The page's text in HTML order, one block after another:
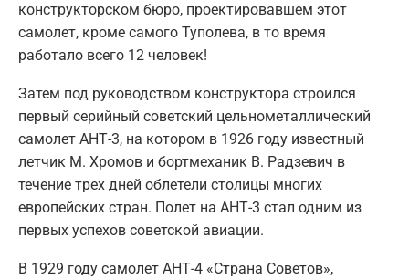
конструкторском бюро, проектировавшем этот
самолет, кроме самого Туполева, в то время
работало всего 12 человек!
Затем под руководством конструктора строился
первый серийный советский цельнометаллический
самолет АНТ-3, на котором в 1926 году известный
летчик М. Хромов и бортмеханик В. Радзевич в
течение трех дней облетели столицы многих
европейских стран. Полет на АНТ-3 стал одним из
первых успехов советской авиации.
В 1929 году самолет АНТ-4 «Страна Советов»,